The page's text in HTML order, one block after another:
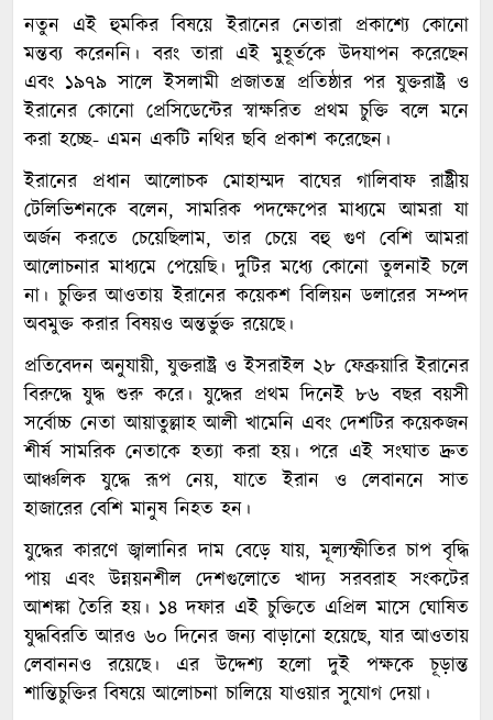
নতুন এই হুমকির বিষয়ে ইরানের নেতারা প্রকাশ্যে কোনো
মন্তব্য করেননি। বরং তারা এই মুহূর্তকে উদযাপন করেছেন
এবং ১৯৭৯ সালে ইসলামী প্রজাতন্ত্র প্রতিষ্ঠার পর যুক্তরাষ্ট্র ও
ইরানের কোনো প্রেসিডেন্টের স্বাক্ষরিত প্রথম চুক্তি বলে মনে
করা হচ্ছে- এমন একটি নথির ছবি প্রকাশ করেছেন।
ইরানের প্রধান আলোচক মোহাম্মদ বাঘের গালিবাফ রাষ্ট্রীয়
টেলিভিশনকে বলেন, সামরিক পদক্ষেপের মাধ্যমে আমরা যা
অর্জন করতে চেয়েছিলাম, তার চেয়ে বহু গুণ বেশি আমরা
আলোচনার মাধ্যমে পেয়েছি। দুটির মধ্যে কোনো তুলনাই চলে
না। চুক্তির আওতায় ইরানের কয়েকশ বিলিয়ন ডলারের সম্পদ
অবমুক্ত করার বিষয়ও অন্তর্ভুক্ত রয়েছে।
প্রতিবেদন অনুযায়ী, যুক্তরাষ্ট্র ও ইসরাইল ২৮ ফেব্রুয়ারি ইরানের
বিরুদ্ধে যুদ্ধ শুরু করে। যুদ্ধের প্রথম দিনেই ৮৬ বছর বয়সী
সর্বোচ্চ নেতা আয়াতুল্লাহ আলী খামেনি এবং দেশটির কয়েকজন
শীর্ষ সামরিক নেতাকে হত্যা করা হয়। পরে এই সংঘাত দ্রুত
আঞ্চলিক যুদ্ধে রূপ নেয়, যাতে ইরান ও লেবাননে সাত
হাজারের বেশি মানুষ নিহত হন।
যুদ্ধের কারণে জ্বালানির দাম বেড়ে যায়, মূল্যস্ফীতির চাপ বৃদ্ধি
পায় এবং উন্নয়নশীল দেশগুলোতে খাদ্য সরবরাহ সংকটের
আশঙ্কা তৈরি হয়। ১৪ দফার এই চুক্তিতে এপ্রিল মাসে ঘোষিত
যুদ্ধবিরতি আরও ৬০ দিনের জন্য বাড়ানো হয়েছে, যার আওতায়
লেবাননও রয়েছে। এর উদ্দেশ্য হলো দুই পক্ষকে চূড়ান্ত
শান্তিচুক্তির বিষয়ে আলোচনা চালিয়ে যাওয়ার সুযোগ দেয়া।